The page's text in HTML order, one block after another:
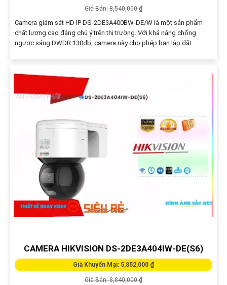
Giá Bán: 8,540,000 ₫
Camera giám sát HD IP DS-2DE3A400BW-DE/W là một sản phẩm
chất lượng cao đáng chú ý trên thị trường. Với khả năng chống
ngược sáng DWDR 130db, camera này cho phép bạn lắp đặt...
CAMERA HIKVISION DS-2DE3A404IW-DE(S6)
Giá Khuyến Mại: 5,852,000 ₫
Giá Bán: 8,840,000 ₫